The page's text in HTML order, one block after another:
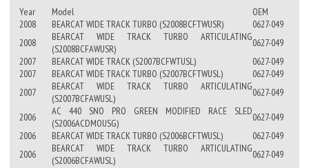
Year
Model
OEM
2008
BEARCAT WIDE TRACK TURBO (S2008BCFTWUSR)
0627-049
2008
BEARCAT WIDE TRACK TURBO ARTICULATING
(S2008BCFAWUSR)
0627-049
2007
BEARCAT WIDE TRACK (S2007BCFWTUSL)
0627-049
2007
BEARCAT WIDE TRACK TURBO (S2007BCFTWUSL)
0627-049
2007
BEARCAT WIDE TRACK TURBO ARTICULATING
(S2007BCFAWUSL)
0627-049
2006
AC 440 SNO PRO GREEN MODIFIED RACE SLED
(S2006ACDMOUSG)
0627-049
2006
BEARCAT WIDE TRACK TURBO (S2006BCFTWUSL)
0627-049
2006
BEARCAT WIDE TRACK TURBO ARTICULATING
(S2006BCFAWUSL)
0627-049